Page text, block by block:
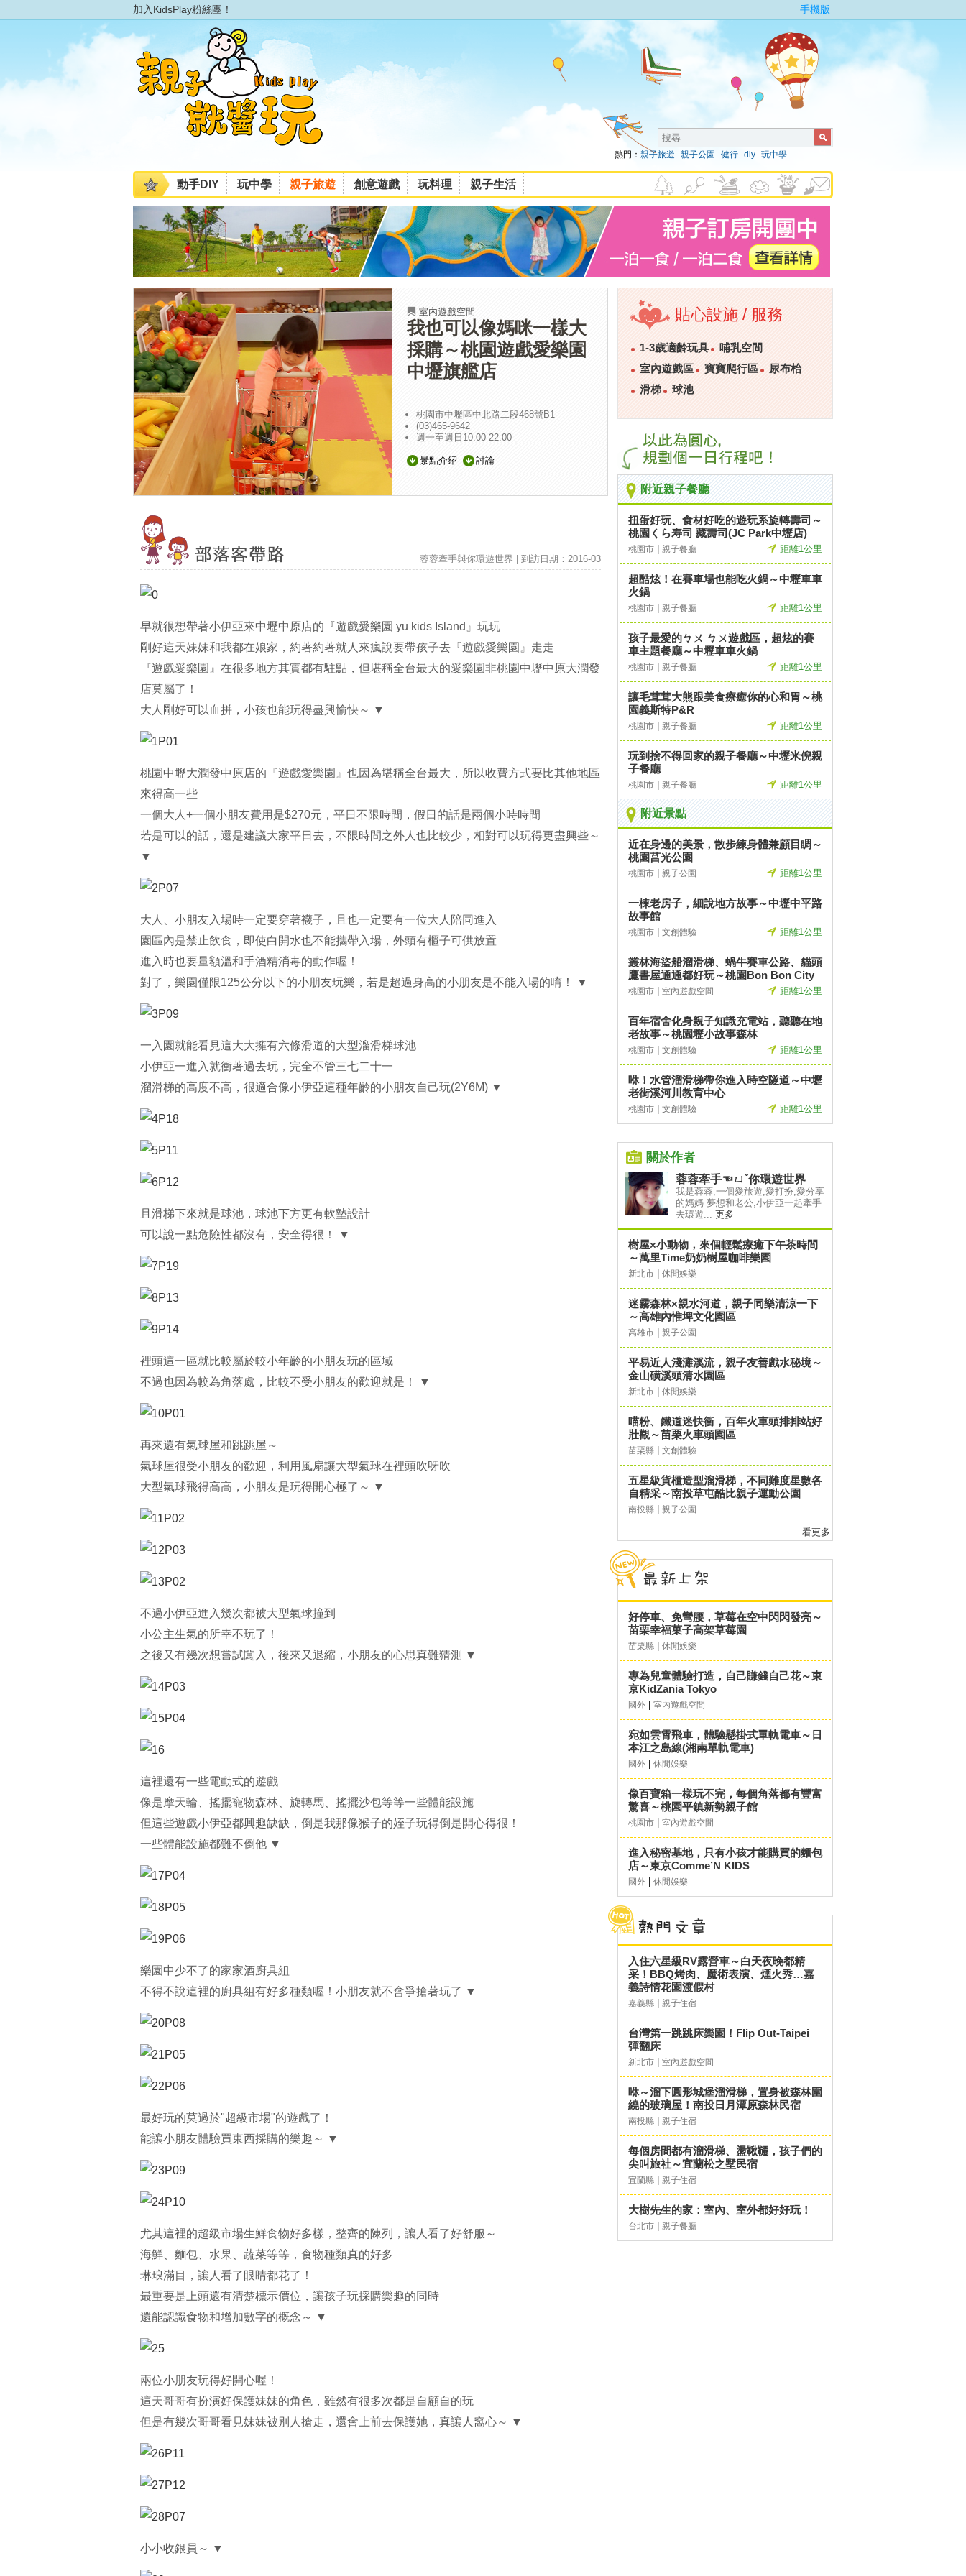
加入KidsPlay粉絲團！ 手機版
熱門： 親子旅遊 親子公園 健行 diy 玩中學
動手DIY 玩中學 親子旅遊 創意遊戲 玩料理 親子生活
室內遊戲空間
我也可以像媽咪一樣大
採購～桃園遊戲愛樂園
中壢旗艦店
桃園市中壢區中北路二段468號B1
(03)465-9642
週一至週日10:00-22:00
景點介紹 討論
蓉蓉牽手與你環遊世界 | 到訪日期：2016-03
早就很想帶著小伊亞來中壢中原店的『遊戲愛樂園 yu kids Island』玩玩
剛好這天妹妹和我都在娘家，約著約著就人來瘋說要帶孩子去『遊戲愛樂園』走走
『遊戲愛樂園』在很多地方其實都有駐點，但堪稱全台最大的愛樂園非桃園中壢中原大潤發
店莫屬了！
大人剛好可以血拼，小孩也能玩得盡興愉快～ ▼
桃園中壢大潤發中原店的『遊戲愛樂園』也因為堪稱全台最大，所以收費方式要比其他地區
來得高一些
一個大人+一個小朋友費用是$270元，平日不限時間，假日的話是兩個小時時間
若是可以的話，還是建議大家平日去，不限時間之外人也比較少，相對可以玩得更盡興些～
▼
大人、小朋友入場時一定要穿著襪子，且也一定要有一位大人陪同進入
園區內是禁止飲食，即使白開水也不能攜帶入場，外頭有櫃子可供放置
進入時也要量額溫和手酒精消毒的動作喔！
對了，樂園僅限125公分以下的小朋友玩樂，若是超過身高的小朋友是不能入場的唷！ ▼
一入園就能看見這大大擁有六條滑道的大型溜滑梯球池
小伊亞一進入就衝著過去玩，完全不管三七二十一
溜滑梯的高度不高，很適合像小伊亞這種年齡的小朋友自己玩(2Y6M) ▼
且滑梯下來就是球池，球池下方更有軟墊設計
可以說一點危險性都沒有，安全得很！ ▼
裡頭這一區就比較屬於較小年齡的小朋友玩的區域
不過也因為較為角落處，比較不受小朋友的歡迎就是！ ▼
再來還有氣球屋和跳跳屋～
氣球屋很受小朋友的歡迎，利用風扇讓大型氣球在裡頭吹呀吹
大型氣球飛得高高，小朋友是玩得開心極了～ ▼
不過小伊亞進入幾次都被大型氣球撞到
小公主生氣的所幸不玩了！
之後又有幾次想嘗試闖入，後來又退縮，小朋友的心思真難猜測 ▼
這裡還有一些電動式的遊戲
像是摩天輪、搖擺寵物森林、旋轉馬、搖擺沙包等等一些體能設施
但這些遊戲小伊亞都興趣缺缺，倒是我那像猴子的姪子玩得倒是開心得很！
一些體能設施都難不倒他 ▼
樂園中少不了的家家酒廚具組
不得不說這裡的廚具組有好多種類喔！小朋友就不會爭搶著玩了 ▼
最好玩的莫過於"超級市場"的遊戲了！
能讓小朋友體驗買東西採購的樂趣～ ▼
尤其這裡的超級市場生鮮食物好多樣，整齊的陳列，讓人看了好舒服～
海鮮、麵包、水果、蔬菜等等，食物種類真的好多
琳琅滿目，讓人看了眼睛都花了！
最重要是上頭還有清楚標示價位，讓孩子玩採購樂趣的同時
還能認識食物和增加數字的概念～ ▼
兩位小朋友玩得好開心喔！
這天哥哥有扮演好保護妹妹的角色，雖然有很多次都是自顧自的玩
但是有幾次哥哥看見妹妹被別人搶走，還會上前去保護她，真讓人窩心～ ▼
小小收銀員～ ▼
貼心設施 / 服務
1-3歲適齡玩具
哺乳空間
室內遊戲區
寶寶爬行區
尿布枱
滑梯
球池
附近親子餐廳
扭蛋好玩、食材好吃的遊玩系旋轉壽司～
桃園くら寿司 藏壽司(JC Park中壢店)
桃園市 親子餐廳 距離1公里
超酷炫！在賽車場也能吃火鍋～中壢車車
火鍋
桃園市 親子餐廳 距離1公里
孩子最愛的ㄅㄨ ㄅㄨ遊戲區，超炫的賽
車主題餐廳～中壢車車火鍋
桃園市 親子餐廳 距離1公里
讓毛茸茸大熊跟美食療癒你的心和胃～桃
園義斯特P&R
桃園市 親子餐廳 距離1公里
玩到捨不得回家的親子餐廳～中壢米倪親
子餐廳
桃園市 親子餐廳 距離1公里
附近景點
近在身邊的美景，散步練身體兼顧目睭～
桃園莒光公園
桃園市 親子公園 距離1公里
一棟老房子，細說地方故事～中壢中平路
故事館
桃園市 文創體驗 距離1公里
叢林海盜船溜滑梯、蝸牛賽車公路、貓頭
鷹書屋通通都好玩～桃園Bon Bon City
桃園市 室內遊戲空間 距離1公里
百年宿舍化身親子知識充電站，聽聽在地
老故事～桃園壢小故事森林
桃園市 文創體驗 距離1公里
咻！水管溜滑梯帶你進入時空隧道～中壢
老街溪河川教育中心
桃園市 文創體驗 距離1公里
關於作者
蓉蓉牽手☜ㄩˇ你環遊世界
我是蓉蓉,一個愛旅遊,愛打扮,愛分享
的媽媽 夢想和老公,小伊亞一起牽手
去環遊... 更多
樹屋×小動物，來個輕鬆療癒下午茶時間
～萬里Time奶奶樹屋咖啡樂園
新北市 休閒娛樂
迷霧森林×親水河道，親子同樂清涼一下
～高雄內惟埤文化園區
高雄市 親子公園
平易近人淺灘溪流，親子友善戲水秘境～
金山磺溪頭清水園區
新北市 休閒娛樂
喵粉、鐵道迷快衝，百年火車頭排排站好
壯觀～苗栗火車頭園區
苗栗縣 文創體驗
五星級貨櫃造型溜滑梯，不同難度星數各
自精采～南投草屯酷比親子運動公園
南投縣 親子公園
看更多
好停車、免彎腰，草莓在空中閃閃發亮～
苗栗幸福菓子高架草莓園
苗栗縣 休閒娛樂
專為兒童體驗打造，自己賺錢自己花～東
京KidZania Tokyo
國外 室內遊戲空間
宛如雲霄飛車，體驗懸掛式單軌電車～日
本江之島線(湘南單軌電車)
國外 休閒娛樂
像百寶箱一樣玩不完，每個角落都有豐富
驚喜～桃園平鎮新勢親子館
桃園市 室內遊戲空間
進入秘密基地，只有小孩才能購買的麵包
店～東京Comme’N KIDS
國外 休閒娛樂
入住六星級RV露營車～白天夜晚都精
采！BBQ烤肉、魔術表演、煙火秀…嘉
義詩情花園渡假村
嘉義縣 親子住宿
台灣第一跳跳床樂園！Flip Out-Taipei
彈翻床
新北市 室內遊戲空間
咻～溜下圓形城堡溜滑梯，置身被森林圍
繞的玻璃屋！南投日月潭原森林民宿
南投縣 親子住宿
每個房間都有溜滑梯、盪鞦韆，孩子們的
尖叫旅社～宜蘭松之墅民宿
宜蘭縣 親子住宿
大樹先生的家：室內、室外都好好玩！
台北市 親子餐廳